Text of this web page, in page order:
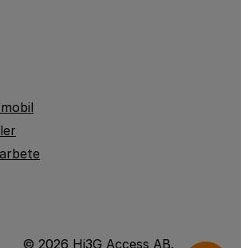
© 2026 Hi3G Access AB.